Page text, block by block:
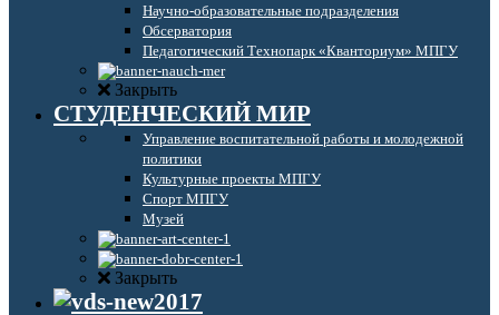
Научно-образовательные подразделения
Обсерватория
Педагогический Технопарк «Кванториум» МПГУ
Закрыть
СТУДЕНЧЕСКИЙ МИР
Управление воспитательной работы и молодежной
политики
Культурные проекты МПГУ
Спорт МПГУ
Музей
Закрыть